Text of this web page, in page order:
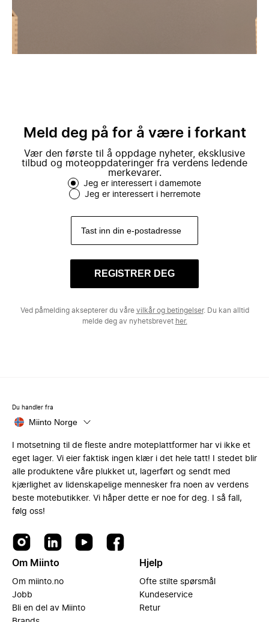
Meld deg på for å være i forkant
Vær den første til å oppdage nyheter, eksklusive
tilbud og moteoppdateringer fra verdens ledende
merkevarer.
Jeg er interessert i damemote
Jeg er interessert i herremote
REGISTRER DEG
Ved påmelding aksepterer du våre vilkår og betingelser. Du kan alltid
melde deg av nyhetsbrevet her.
Du handler fra
Miinto Norge
I motsetning til de fleste andre moteplattformer har vi ikke et
eget lager. Vi eier faktisk ingen klær i det hele tatt! I stedet blir
alle produktene våre plukket ut, lagerført og sendt med
kjærlighet av lidenskapelige mennesker fra noen av verdens
beste motebutikker. Vi håper dette er noe for deg. I så fall,
følg oss!
Om Miinto
Om miinto.no
Jobb
Bli en del av Miinto
Hjelp
Ofte stilte spørsmål
Kundeservice
Retur